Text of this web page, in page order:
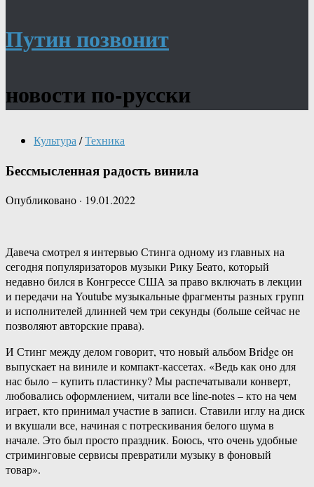
Путин позвонит
новости по-русски
Культура /Техника
Бессмысленная радость винила
Опубликовано · 19.01.2022
Давеча смотрел я интервью Стинга одному из главных на
сегодня популяризаторов музыки Рику Беато, который
недавно бился в Конгрессе США за право включать в лекции
и передачи на Youtube музыкальные фрагменты разных групп
и исполнителей длинней чем три секунды (больше сейчас не
позволяют авторские права).
И Стинг между делом говорит, что новый альбом Bridge он
выпускает на виниле и компакт-кассетах. «Ведь как оно для
нас было – купить пластинку? Мы распечатывали конверт,
любовались оформлением, читали все line-notes – кто на чем
играет, кто принимал участие в записи. Ставили иглу на диск
и вкушали все, начиная с потрескивания белого шума в
начале. Это был просто праздник. Боюсь, что очень удобные
стриминговые сервисы превратили музыку в фоновый
товар».